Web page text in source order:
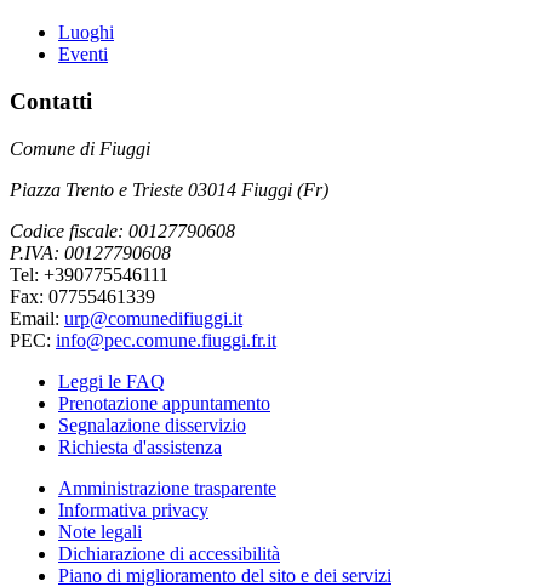
Luoghi
Eventi
Contatti
Comune di Fiuggi
Piazza Trento e Trieste 03014 Fiuggi (Fr)
Codice fiscale: 00127790608
P.IVA: 00127790608
Tel: +390775546111
Fax: 07755461339
Email: urp@comunedifiuggi.it
PEC: info@pec.comune.fiuggi.fr.it
Leggi le FAQ
Prenotazione appuntamento
Segnalazione disservizio
Richiesta d'assistenza
Amministrazione trasparente
Informativa privacy
Note legali
Dichiarazione di accessibilità
Piano di miglioramento del sito e dei servizi